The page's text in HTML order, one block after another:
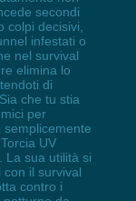
secondi
colpi decisivi,
infestati o
nel survival
elimina lo
di
che tu stia
per
UV
La sua utilità si
il survival
contro i